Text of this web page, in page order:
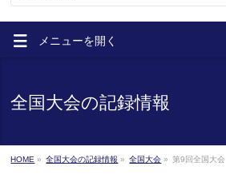
メニューを開く
全国大会の記録情報
HOME » 全国大会の記録情報 » 全国大会 » 第9回全国大会